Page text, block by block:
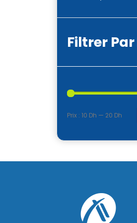
Filtrer
Prix : 10 Dh — 20 Dh